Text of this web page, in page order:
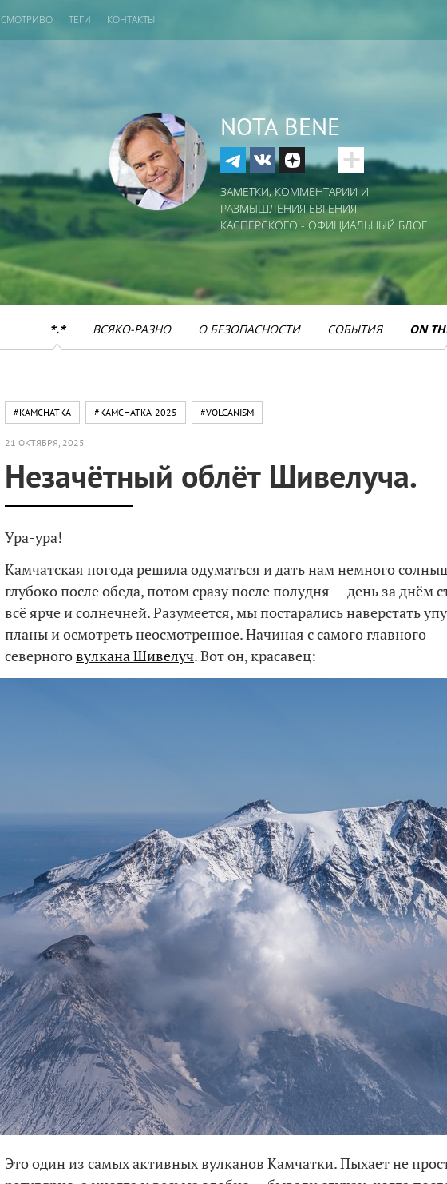
СМОТРИВО ТЕГИ КОНТАКТЫ
NOTA BENE
ЗАМЕТКИ, КОММЕНТАРИИ И
РАЗМЫШЛЕНИЯ ЕВГЕНИЯ
КАСПЕРСКОГО - ОФИЦИАЛЬНЫЙ БЛОГ
*.* ВСЯКО-РАЗНО О БЕЗОПАСНОСТИ СОБЫТИЯ ON
#KAMCHATKA #KAMCHATKA-2025 #VOLCANISM
21 ОКТЯБРЯ, 2025
Незачётный облёт Шивелуча.
Ура-ура!
Камчатская погода решила одуматься и дать нам немного
глубоко после обеда, потом сразу после полудня — день за днём
всё ярче и солнечней. Разумеется, мы постарались наверстать
планы и осмотреть неосмотренное. Начиная с самого главного
северноговулкана Шивелуч. Вот он, красавец:
Это один из самых активных вулканов Камчатки. Пыхает не